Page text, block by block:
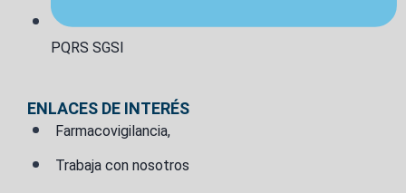
PQRS SGSI
ENLACES DE INTERÉS
Farmacovigilancia,
Trabaja con nosotros